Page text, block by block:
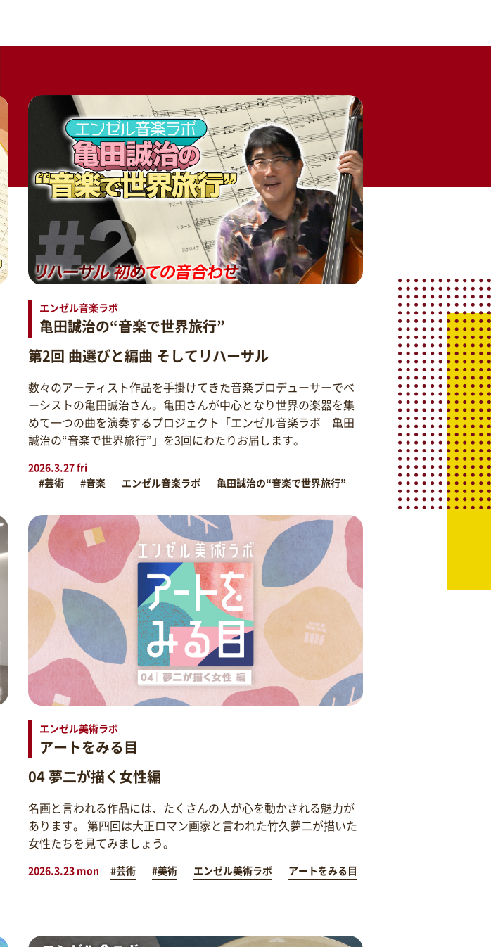
エンゼル音楽ラボ
亀田誠治の“音楽で世界旅行”
第2回 曲選びと編曲 そしてリハーサル
数々のアーティスト作品を手掛けてきた音楽プロデューサーでベ
ーシストの亀田誠治さん。亀田さんが中心となり世界の楽器を集
めて一つの曲を演奏するプロジェクト「エンゼル音楽ラボ 亀田
誠治の“音楽で世界旅行”」を3回にわたりお届します。
2026.3.27 fri
#芸術
#音楽 エンゼル音楽ラボ 亀田誠治の“音楽で世界旅行”
エンゼル美術ラボ
アートをみる目
04 夢二が描く女性編
名画と言われる作品には、たくさんの人が心を動かされる魅力が
あります。 第四回は大正ロマン画家と言われた竹久夢二が描いた
女性たちを見てみましょう。
2026.3.23 mon #芸術 #美術 エンゼル美術ラボ アートをみる目